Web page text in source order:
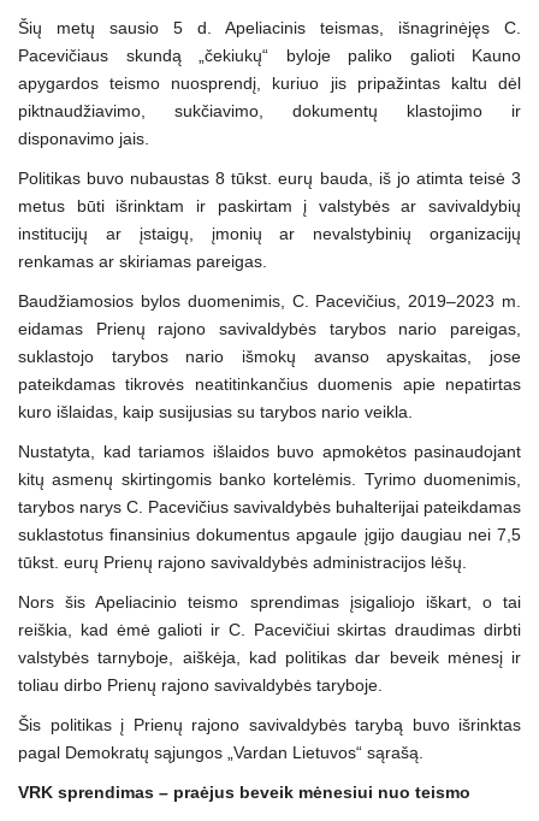
Šių metų sausio 5 d. Apeliacinis teismas, išnagrinėjęs C.
Pacevičiaus skundą „čekiukų“ byloje paliko galioti Kauno
apygardos teismo nuosprendį, kuriuo jis pripažintas kaltu dėl
piktnaudžiavimo, sukčiavimo, dokumentų klastojimo ir
disponavimo jais.
Politikas buvo nubaustas 8 tūkst. eurų bauda, iš jo atimta teisė 3
metus būti išrinktam ir paskirtam į valstybės ar savivaldybių
institucijų ar įstaigų, įmonių ar nevalstybinių organizacijų
renkamas ar skiriamas pareigas.
Baudžiamosios bylos duomenimis, C. Pacevičius, 2019–2023 m.
eidamas Prienų rajono savivaldybės tarybos nario pareigas,
suklastojo tarybos nario išmokų avanso apyskaitas, jose
pateikdamas tikrovės neatitinkančius duomenis apie nepatirtas
kuro išlaidas, kaip susijusias su tarybos nario veikla.
Nustatyta, kad tariamos išlaidos buvo apmokėtos pasinaudojant
kitų asmenų skirtingomis banko kortelėmis. Tyrimo duomenimis,
tarybos narys C. Pacevičius savivaldybės buhalterijai pateikdamas
suklastotus finansinius dokumentus apgaule įgijo daugiau nei 7,5
tūkst. eurų Prienų rajono savivaldybės administracijos lėšų.
Nors šis Apeliacinio teismo sprendimas įsigaliojo iškart, o tai
reiškia, kad ėmė galioti ir C. Pacevičiui skirtas draudimas dirbti
valstybės tarnyboje, aiškėja, kad politikas dar beveik mėnesį ir
toliau dirbo Prienų rajono savivaldybės taryboje.
Šis politikas į Prienų rajono savivaldybės tarybą buvo išrinktas
pagal Demokratų sąjungos „Vardan Lietuvos“ sąrašą.
VRK sprendimas – praėjus beveik mėnesiui nuo teismo